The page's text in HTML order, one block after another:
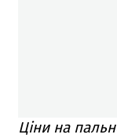
Ціни на